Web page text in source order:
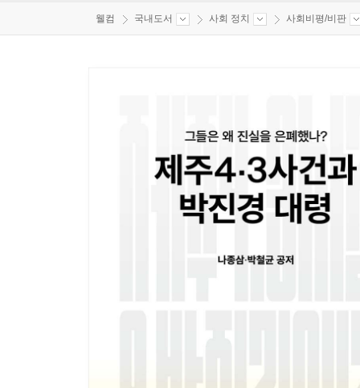
웰컴 국내도서 사회 정치 사회비평/비판